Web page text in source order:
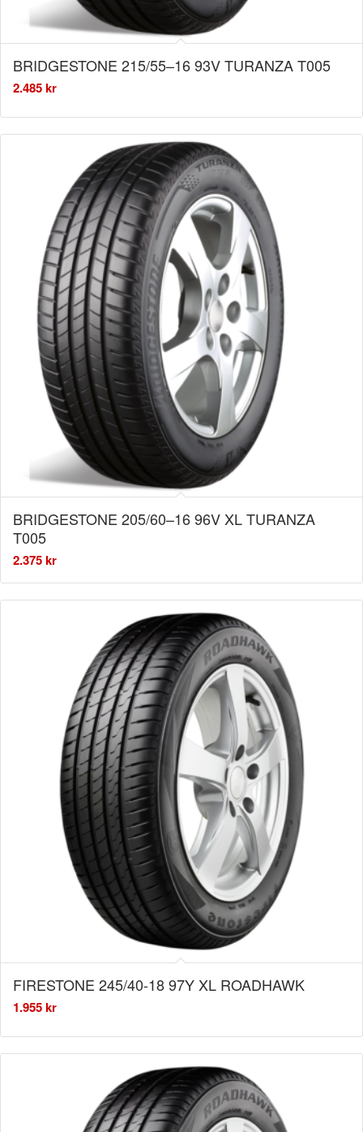
BRIDGESTONE 215/55–16 93V TURANZA T005
2.485kr
BRIDGESTONE 205/60–16 96V XL TURANZA
T005
2.375kr
FIRESTONE 245/40-18 97Y XL ROADHAWK
1.955kr